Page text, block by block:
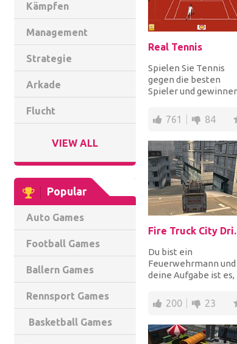
Kämpfen
Management
Strategie
Arkade
Flucht
VIEW ALL
Popular
Auto Games
Football Games
Ballern Games
Rennsport Games
Basketball Games
Real Tennis
Spielen Sie Tennis
gegen die besten
Spieler und
um den Pokal zu
761 84
Fire
Du bist ein
Feuerwehrmann und
deine Aufgabe ist es,
schnell durch die
zu fah...
200 23